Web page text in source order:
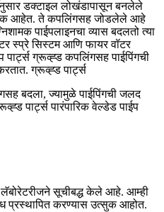
डक्टाइल लोखंडापासून बनलेले
आहेत. ते कपलिंगसह जोडलेले आहे
पाईपलाइनचा व्यास बदलतो त्या
स्प्रे सिस्टम आणि फायर वॉटर
ग्रूव्ह्ड कपलिंगसह पाईपिंगची
ग्रूव्ह्ड पार्ट्स
बदला, ज्यामुळे पाईपिंगची जलद
पार्ट्स पारंपारिक वेल्डेड पाईप
सूचीबद्ध केले आहे. आम्ही
प्रस्थापित करण्यास उत्सुक आहोत.